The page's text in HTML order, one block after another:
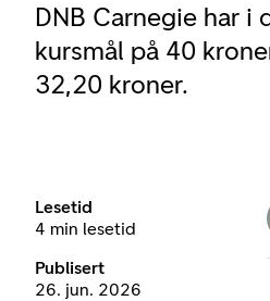
DNB Carnegie har i
kursmål på 40
32,20 kroner.
Lesetid
4 min lesetid
Publisert
26. jun. 2026